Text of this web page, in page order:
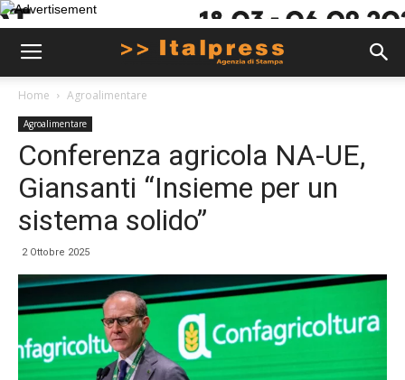
Home Agroalimentare
Agroalimentare
Conferenza agricola NA-UE,
Giansanti “Insieme per un
sistema solido”
2 Ottobre 2025